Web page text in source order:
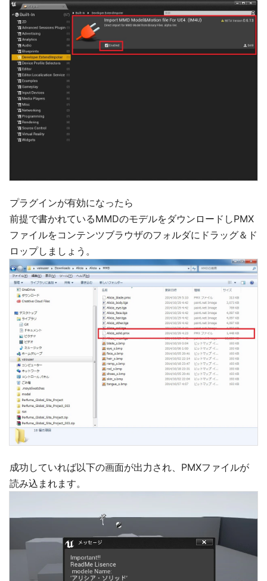
プラグインが有効になったら
前提で書かれているMMDのモデルをダウンロードしPMX
ファイルをコンテンツブラウザのフォルダにドラッグ＆ド
ロップしましょう。
成功していれば以下の画面が出力され、PMXファイルが
読み込まれます。